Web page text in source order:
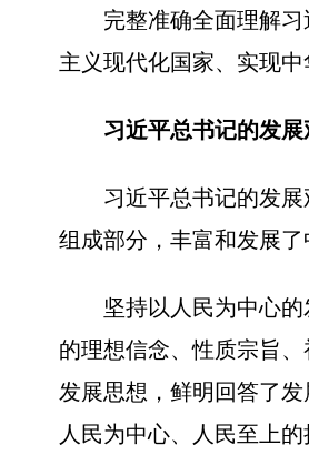
完整准确全面理解
主义现代化国家、实现
习近平总书记的发
习近平总书记的发
组成部分，丰富和发展
坚持以人民为中心
的理想信念、性质宗旨
发展思想，鲜明回答了
人民为中心、人民至上